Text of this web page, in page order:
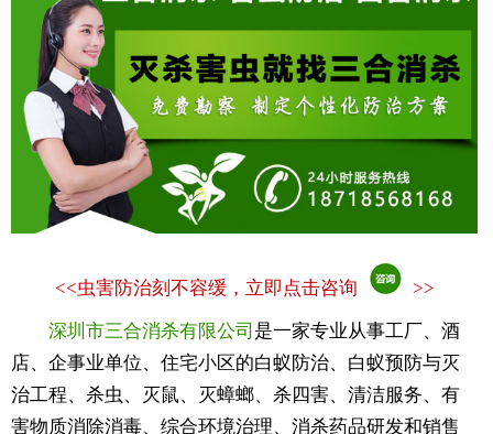
<<虫害防治刻不容缓，立即点击咨询 >>
深圳市三合消杀有限公司 是一家专业从事工厂、酒
店、企事业单位、住宅小区的白蚁防治、白蚁预防与灭
治工程、杀虫、灭鼠、灭蟑螂、杀四害、清洁服务、有
害物质消除消毒、综合环境治理、消杀药品研发和销售